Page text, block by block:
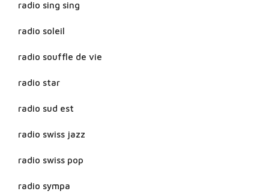
radio sing sing
radio soleil
radio souffle de vie
radio star
radio sud est
radio swiss jazz
radio swiss pop
radio sympa